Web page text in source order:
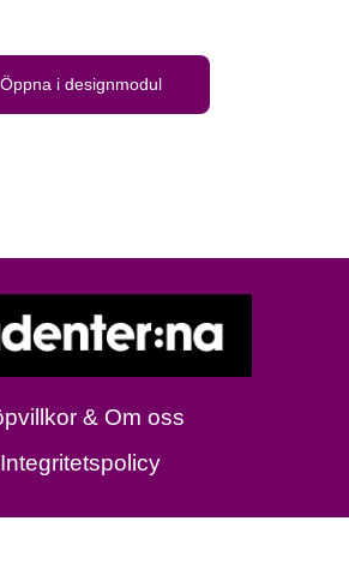
Öppna i designmodul
& Om oss
Integritetspolicy